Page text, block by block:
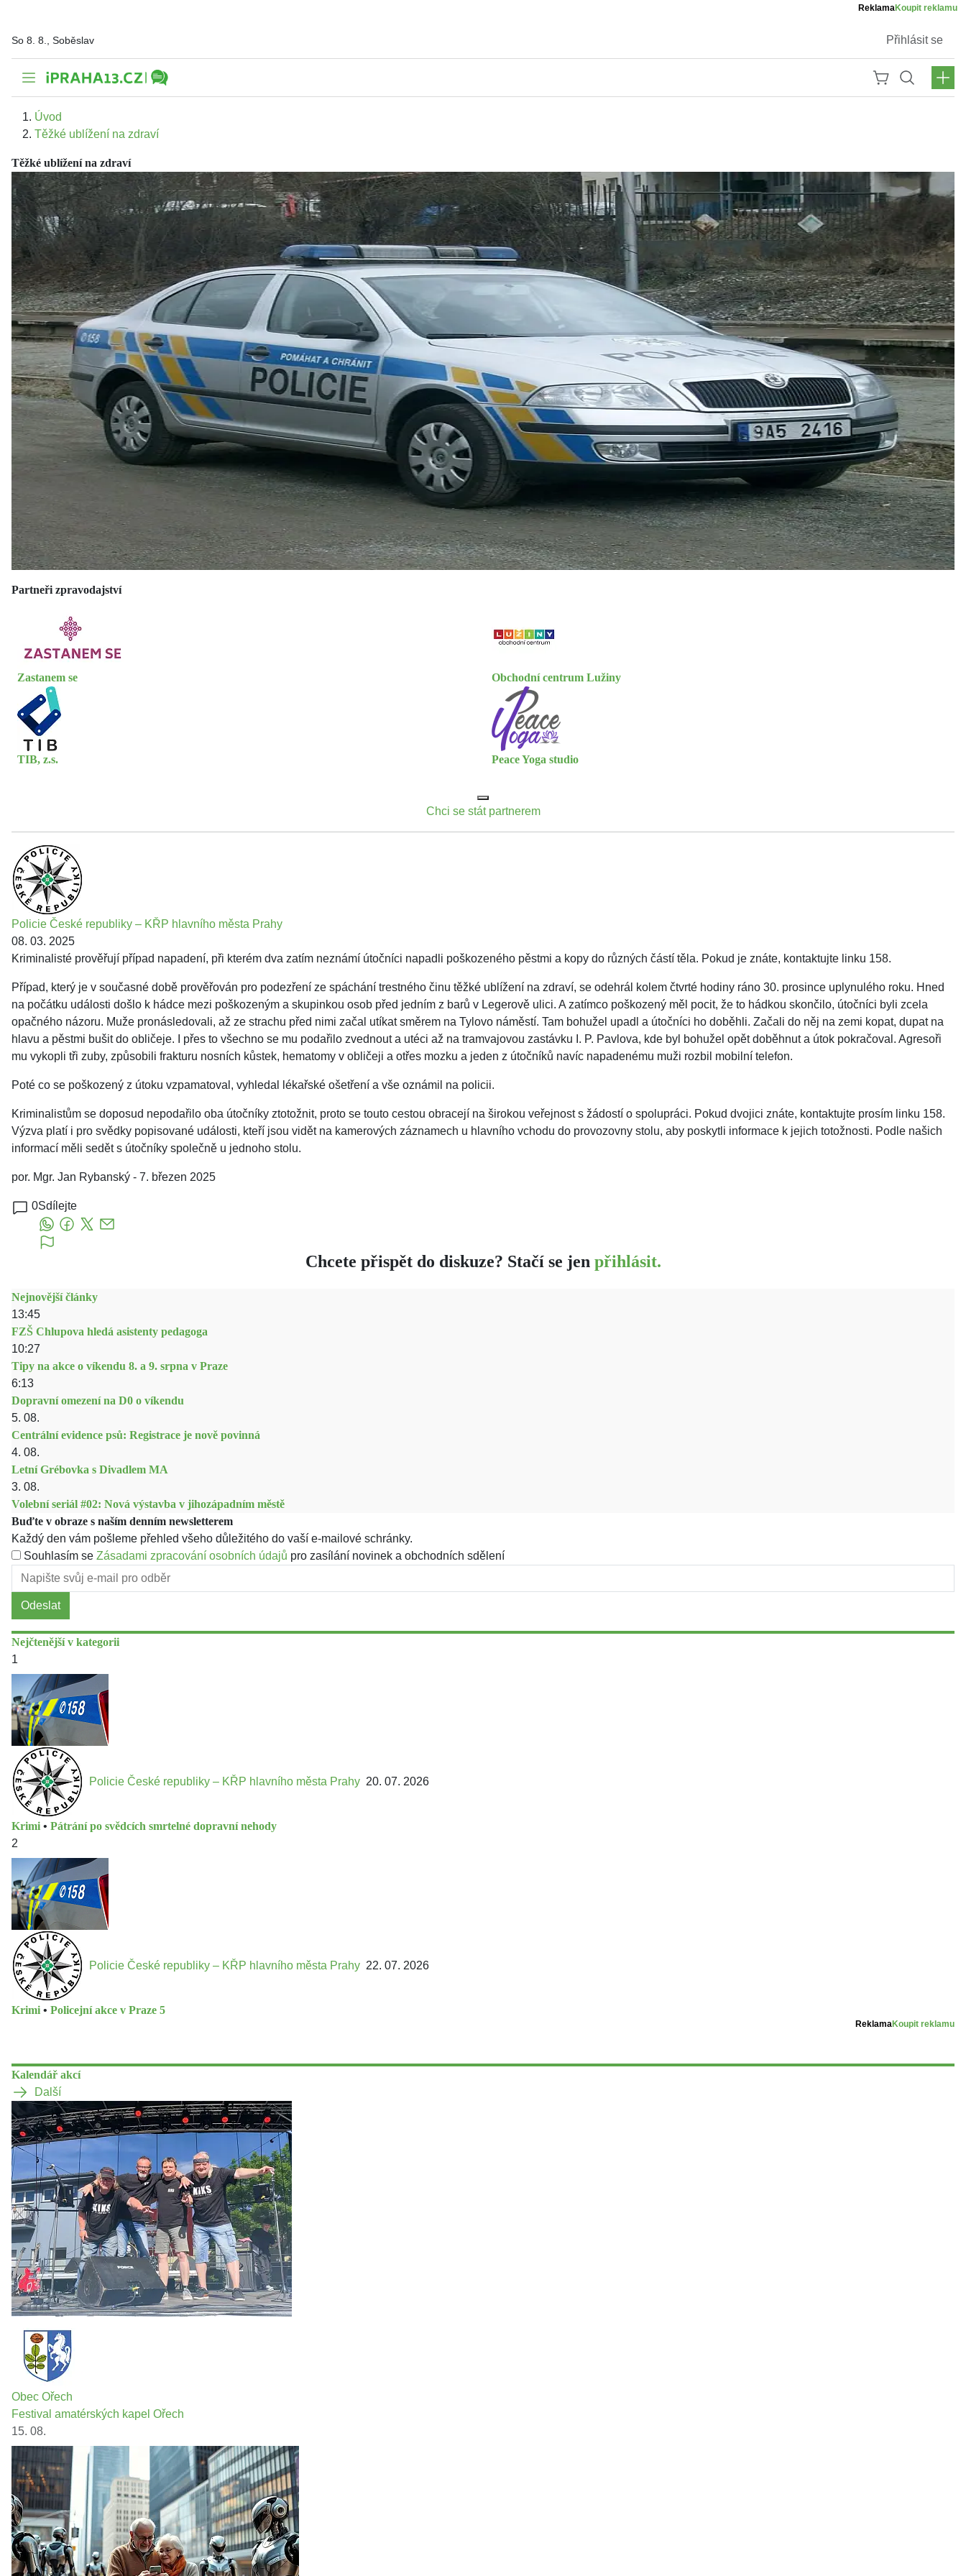
ReklamaKoupit reklamu
So 8. 8., Soběslav Přihlásit se
Úvod
Těžké ublížení na zdraví
Těžké ublížení na zdraví
Partneři zpravodajství
Zastanem se Obchodní centrum Lužiny
TIB, z.s. Peace Yoga studio
Chci se stát partnerem
Policie České republiky – KŘP hlavního města Prahy
08. 03. 2025
Kriminalisté prověřují případ napadení, při kterém dva zatím neznámí útočníci napadli poškozeného pěstmi a kopy do různých částí těla. Pokud je znáte, kontaktujte linku 158.
Případ, který je v současné době prověřován pro podezření ze spáchání trestného činu těžké ublížení na zdraví, se odehrál kolem čtvrté hodiny ráno 30. prosince uplynulého roku. Hned
na počátku události došlo k hádce mezi poškozeným a skupinkou osob před jedním z barů v Legerově ulici. A zatímco poškozený měl pocit, že to hádkou skončilo, útočníci byli zcela
opačného názoru. Muže pronásledovali, až ze strachu před nimi začal utíkat směrem na Tylovo náměstí. Tam bohužel upadl a útočníci ho doběhli. Začali do něj na zemi kopat, dupat na
hlavu a pěstmi bušit do obličeje. I přes to všechno se mu podařilo zvednout a utéci až na tramvajovou zastávku I. P. Pavlova, kde byl bohužel opět doběhnut a útok pokračoval. Agresoři
mu vykopli tři zuby, způsobili frakturu nosních kůstek, hematomy v obličeji a otřes mozku a jeden z útočníků navíc napadenému muži rozbil mobilní telefon.
Poté co se poškozený z útoku vzpamatoval, vyhledal lékařské ošetření a vše oznámil na policii.
Kriminalistům se doposud nepodařilo oba útočníky ztotožnit, proto se touto cestou obracejí na širokou veřejnost s žádostí o spolupráci. Pokud dvojici znáte, kontaktujte prosím linku 158.
Výzva platí i pro svědky popisované události, kteří jsou vidět na kamerových záznamech u hlavního vchodu do provozovny stolu, aby poskytli informace k jejich totožnosti. Podle našich
informací měli sedět s útočníky společně u jednoho stolu.
por. Mgr. Jan Rybanský - 7. březen 2025
0Sdílejte
Chcete přispět do diskuze? Stačí se jen přihlásit.
Nejnovější články
13:45
FZŠ Chlupova hledá asistenty pedagoga
10:27
Tipy na akce o víkendu 8. a 9. srpna v Praze
6:13
Dopravní omezení na D0 o víkendu
5. 08.
Centrální evidence psů: Registrace je nově povinná
4. 08.
Letní Grébovka s Divadlem MA
3. 08.
Volební seriál #02: Nová výstavba v jihozápadním městě
Buďte v obraze s naším denním newsletterem
Každý den vám pošleme přehled všeho důležitého do vaší e-mailové schránky.
Souhlasím se Zásadami zpracování osobních údajů pro zasílání novinek a obchodních sdělení
Odeslat
Nejčtenější v kategorii
1
Policie České republiky – KŘP hlavního města Prahy 20. 07. 2026
Krimi • Pátrání po svědcích smrtelné dopravní nehody
2
Policie České republiky – KŘP hlavního města Prahy 22. 07. 2026
Krimi • Policejní akce v Praze 5
ReklamaKoupit reklamu
Kalendář akcí
Další
Obec Ořech
Festival amatérských kapel Ořech
15. 08.